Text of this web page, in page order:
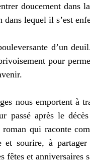
doucement dans
lequel il s’est
d’un
pour
nous emportent à
passé après le
qui raconte
sourire, à partager
fêtes et anniversaires